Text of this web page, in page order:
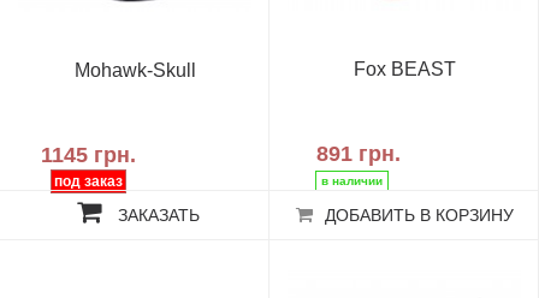
Mohawk-Skull
1145 грн.
ЗАКАЗАТЬ
Fox BEAST
891 грн.
ДОБАВИТЬ В КОРЗИНУ